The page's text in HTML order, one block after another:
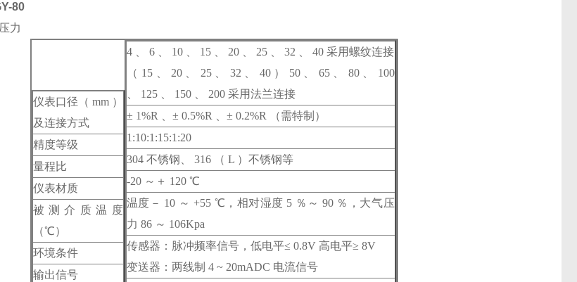
80
力
仪表口径（ mm ）
及连接方式
精度等级
量程比
仪表材质
被测介质温度
（℃）
环境条件
输出信号
4 、 6 、 10 、 15 、 20 、 25 、 32 、 40 采用螺纹连接
（ 15 、 20 、 25 、 32 、 40 ） 50 、 65 、 80 、 100
、 125 、 150 、 200 采用法兰连接
± 1%R 、± 0.5%R 、± 0.2%R （需特制）
1:10:1:15:1:20
304 不锈钢、 316 （ L ）不锈钢等
-20 ～＋ 120 ℃
温度－ 10 ～ +55 ℃，相对湿度 5 ％～ 90 ％，大气压
力 86 ～ 106Kpa
传感器：脉冲频率信号，低电平≤ 0.8V 高电平≥ 8V
变送器：两线制 4 ~ 20mADC 电流信号